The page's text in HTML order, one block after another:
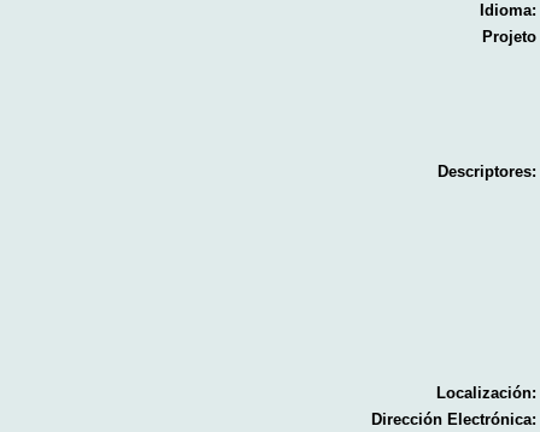
Idioma:
Projeto
Descriptores:
Localización:
Dirección Electrónica: